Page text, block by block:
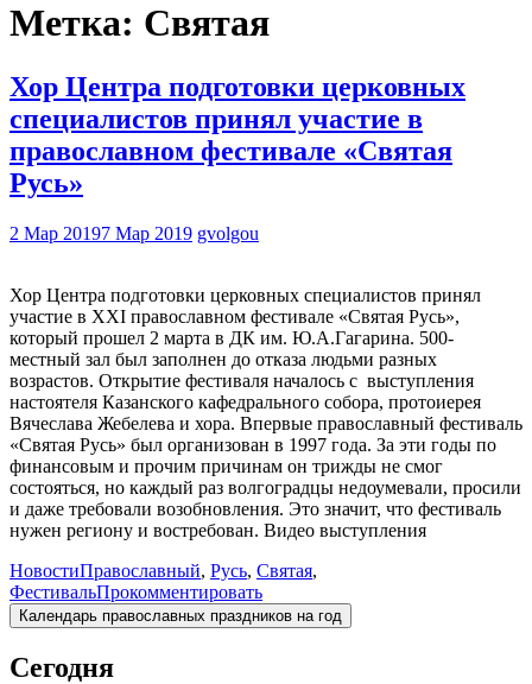
Метка: Святая
Хор Центра подготовки церковных
специалистов принял участие в
православном фестивале «Святая
Русь»
2 Мар 20197 Мар 2019 gvolgou
Хор Центра подготовки церковных специалистов принял
участие в XXI православном фестивале «Святая Русь»,
который прошел 2 марта в ДК им. Ю.А.Гагарина. 500-
местный зал был заполнен до отказа людьми разных
возрастов. Открытие фестиваля началось с выступления
настоятеля Казанского кафедрального собора, протоиерея
Вячеслава Жебелева и хора. Впервые православный фестиваль
«Святая Русь» был организован в 1997 года. За эти годы по
финансовым и прочим причинам он трижды не смог
состояться, но каждый раз волгоградцы недоумевали, просили
и даже требовали возобновления. Это значит, что фестиваль
нужен региону и востребован. Видео выступления
НовостиПравославный, Русь, Святая,
ФестивальПрокомментировать
Календарь православных праздников на год
Сегодня